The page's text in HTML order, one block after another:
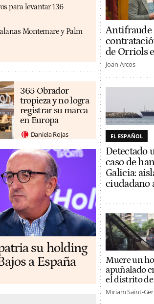
para levantar 136
Montemare y Palm
365 Obrador
tropieza y no logra
registrar su marca
en Europa
Daniela Rojas
su holding
a España
Antifraude
de Orriols
Joan Arcos
EL ESPAÑOL
Detectado
caso de
Galicia:
ciudadano
Muere un
apuñalado
el distrito
Miriam Saint-